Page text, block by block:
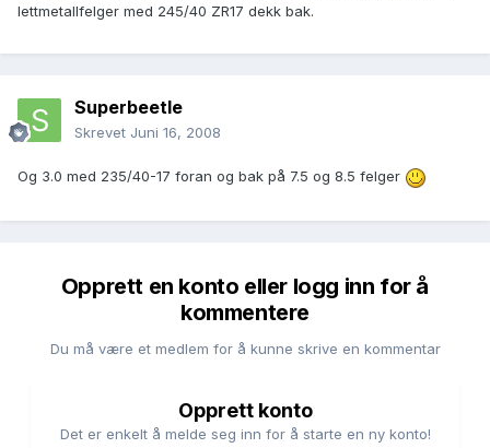
lettmetallfelger med 245/40 ZR17 dekk bak.
Superbeetle
Skrevet Juni 16, 2008
Og 3.0 med 235/40-17 foran og bak på 7.5 og 8.5 felger
Opprett en konto eller logg inn for å
kommentere
Du må være et medlem for å kunne skrive en kommentar
Opprett konto
Det er enkelt å melde seg inn for å starte en ny konto!